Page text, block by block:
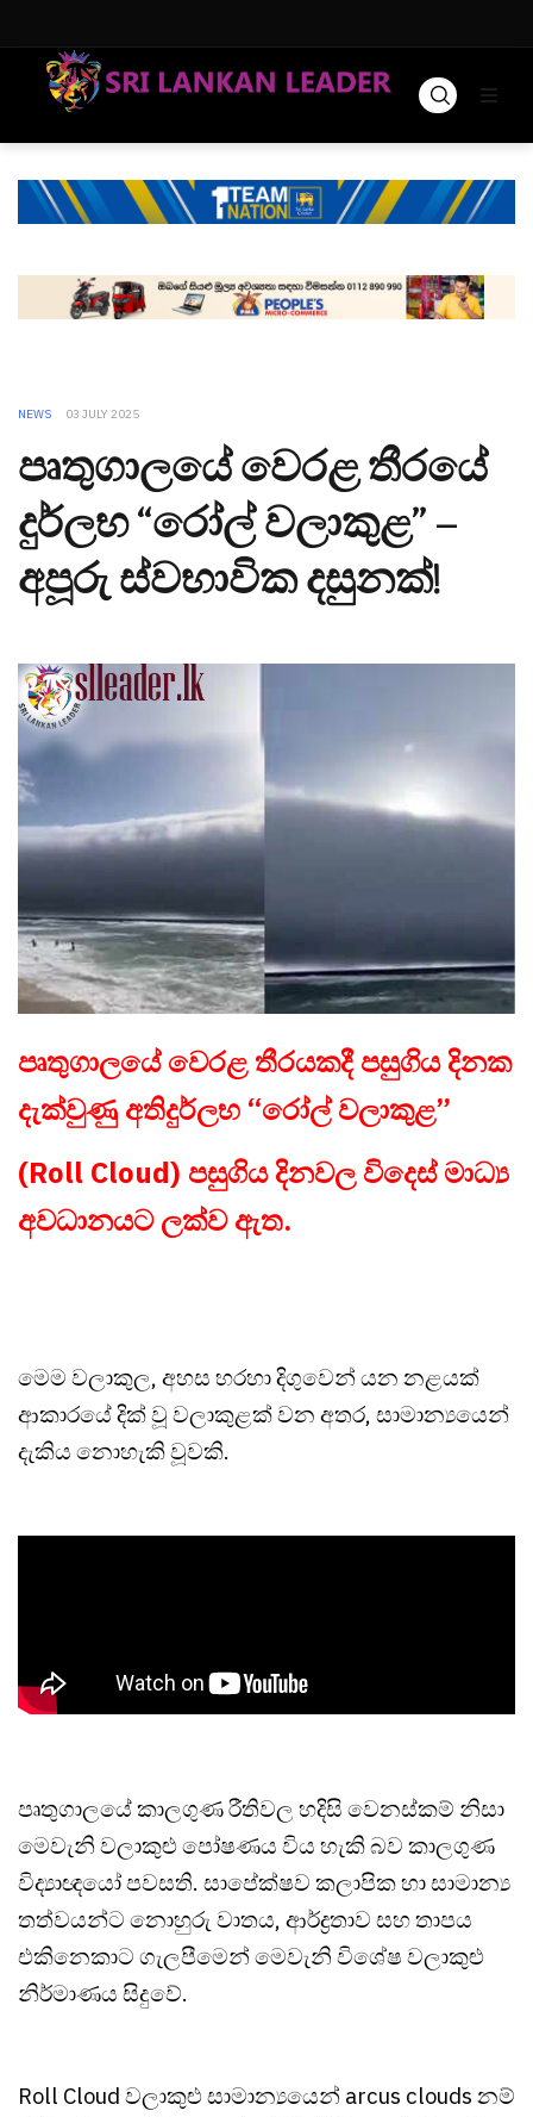
NEWS 03 JULY 2025
පෘතුගාලයේ වෙරළ තීරයේ
දුර්ලභ “රෝල් වලාකුළ” –
අපූරු ස්වභාවික දසුනක්!
පෘතුගාලයේ වෙරළ තීරයකදී පසුගිය දිනක
දැක්වුණු අතිදුර්ලභ “රෝල් වලාකුළ”
(Roll Cloud) පසුගිය දිනවල විදෙස් මාධ්‍ය
අවධානයට ලක්ව ඇත.
මෙම වලාකුල, අහස හරහා දිගුවෙන් යන නළයක්
ආකාරයේ දික් වූ වලාකුළක් වන අතර, සාමාන්‍යයෙන්
දැකිය නොහැකි වූවකි.
පෘතුගාලයේ කාලගුණ රීතිවල හදිසි වෙනස්කම් නිසා
මෙවැනි වලාකුළු පෝෂණය විය හැකි බව කාලගුණ
විද්‍යාඥයෝ පවසති. සාපේක්ෂව කලාපික හා සාමාන්‍ය
තත්වයන්ට නොහුරු වාතය, ආර්ද්‍රතාව සහ තාපය
එකිනෙකාට ගැලපීමෙන් මෙවැනි විශේෂ වලාකුළු
නිර්මාණය සිදුවේ.
Roll Cloud වලාකුළු සාමාන්‍යයෙන් arcus clouds නම්